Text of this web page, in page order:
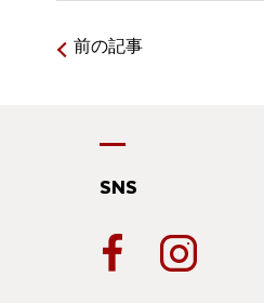
前の記事
SNS